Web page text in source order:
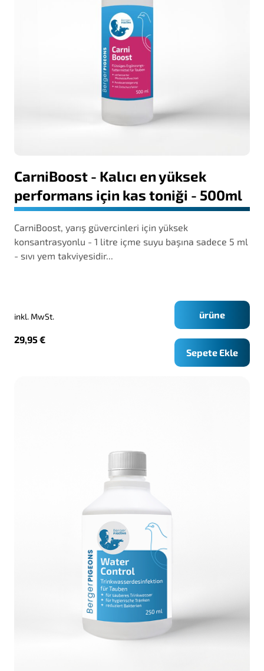
CarniBoost - Kalıcı en yüksek
performans için kas toniği - 500ml
CarniBoost, yarış güvercinleri için yüksek
konsantrasyonlu - 1 litre içme suyu başına sadece 5 ml
- sıvı yem takviyesidir...
inkl. MwSt.
29,95€
ürüne
Sepete Ekle